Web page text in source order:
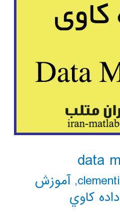
,آموزش
داده كاوي